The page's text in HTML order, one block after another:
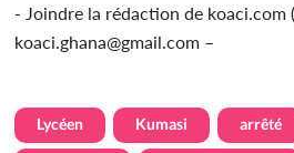
- Joindre la rédaction de koaci.com
koaci.ghana@gmail.com –
Lycéen Kumasi arrêté